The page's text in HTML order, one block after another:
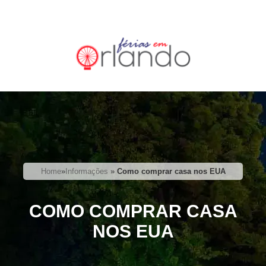
Home»Informações » Como comprar casa nos EUA
COMO COMPRAR CASA
NOS EUA